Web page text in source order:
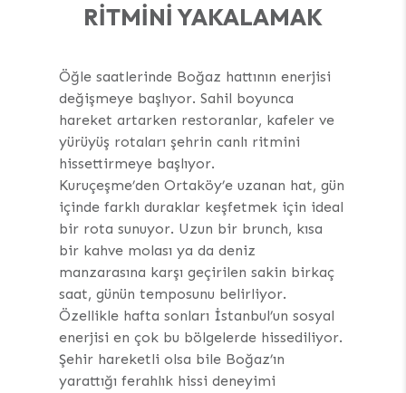
RITMINI YAKALAMAK
Öğle saatlerinde Boğaz hattının enerjisi
değişmeye başlıyor. Sahil boyunca
hareket artarken restoranlar, kafeler ve
yürüyüş rotaları şehrin canlı ritmini
hissettirmeye başlıyor.
Kuruçeşme’den Ortaköy’e uzanan hat, gün
içinde farklı duraklar keşfetmek için ideal
bir rota sunuyor. Uzun bir brunch, kısa
bir kahve molası ya da deniz
manzarasına karşı geçirilen sakin birkaç
saat, günün temposunu belirliyor.
Özellikle hafta sonları İstanbul’un sosyal
enerjisi en çok bu bölgelerde hissediliyor.
Şehir hareketli olsa bile Boğaz’ın
yarattığı ferahlık hissi deneyimi